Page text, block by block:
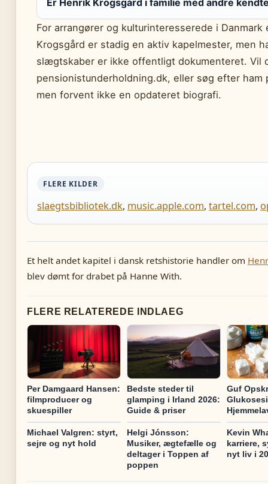
Er Henrik Krogsgård i familie med andre
For arrangører og kulturinteresserede i
Krogsgård er stadig en aktiv kapelmester, men
slægtskaber er ikke offentligt dokumenteret. Vil
pensionistunderholdning.dk, eller søg efter ham
men forvent ikke en opdateret biografi.
FLERE KILDER
slaegtsbibliotek.dk, music.apple.com, tartel.com,
Et helt andet kapitel i dansk retshistorie handler om
blev dømt for drabet på Hanne With.
FLERE RELATEREDE INDLAEG
Per Damgaard Hansen:
filmproducer og
skuespiller
Bedste steder til
glamping i Irland 2026:
Guide & priser
Guf
Michael Valgren: styrt,
sejre og nyt hold
Helgi Jónsson:
Musiker, ægtefælle og
deltager i Toppen af
poppen
Kevin
karriere,
nyt liv i